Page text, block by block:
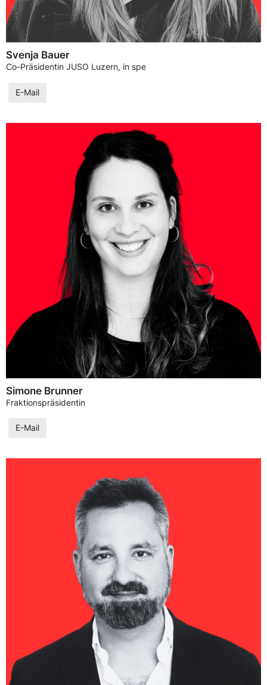
Svenja Bauer
Co-Präsidentin JUSO Luzern, in spe
E-Mail
Simone Brunner
Fraktionspräsidentin
E-Mail